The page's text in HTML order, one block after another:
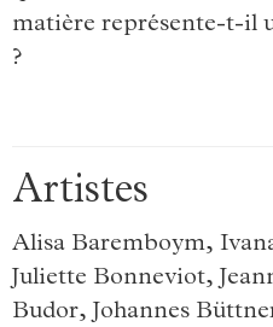
matière représente-t-il
?
Artistes
Alisa Baremboym,
Juliette Bonneviot,
Budor, Johannes